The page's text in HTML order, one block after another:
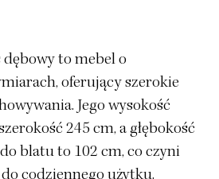
to mebel o
oferujący szerokie
Jego wysokość
245 cm, a głębokość
blatu to 102 cm, co czyni
codziennego użytku.